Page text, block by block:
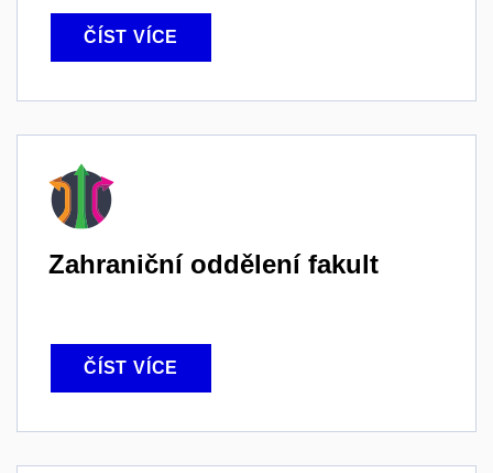
ČÍST VÍCE
Zahraniční oddělení fakult
ČÍST VÍCE